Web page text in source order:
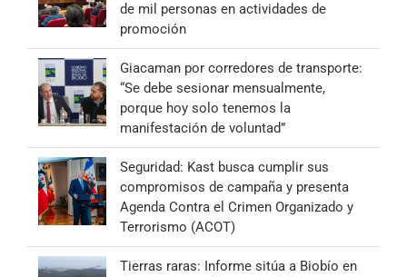
de mil personas en actividades de
promoción
Giacaman por corredores de transporte:
“Se debe sesionar mensualmente,
porque hoy solo tenemos la
manifestación de voluntad”
Seguridad: Kast busca cumplir sus
compromisos de campaña y presenta
Agenda Contra el Crimen Organizado y
Terrorismo (ACOT)
Tierras raras: Informe sitúa a Biobío en